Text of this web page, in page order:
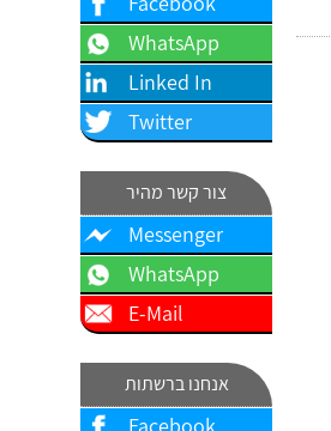
צור קשר מהיר
אנחנו ברשתות